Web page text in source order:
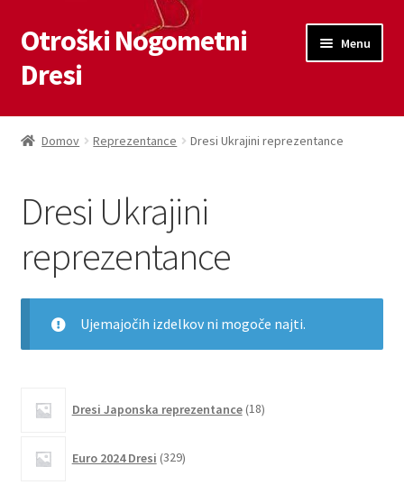
Skip
to
navigation
Skip
to
content
Otroški Nogometni
Dresi
Menu
Domov
Kontaktiraj nas
Košarica
Moj račun
Trgovina
Zaključek nakupa
Domov Reprezentance Dresi Ukrajini reprezentance
Dresi Ukrajini
reprezentance
Ujemajočih izdelkov ni mogoče najti.
Dresi Japonska reprezentance 18izdelkov
Euro 2024 Dresi 329izdelkov